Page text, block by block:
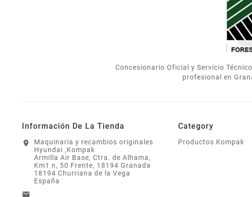
Concesionario Oficial y Servicio
profesional en
Información De La Tienda
location_on
Maquinaria y recambios originales
Hyundai ,Kompak
Armilla Air Base, Ctra. de Alhama,
Km1 n, 50 Frente, 18194 Granada
18194 Churriana de la Vega
España
email
Category
Productos Kompak